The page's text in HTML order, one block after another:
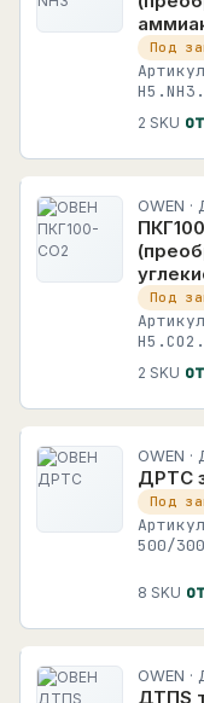
Под
2 SKU
OWEN ·
Под
2 SKU
OWEN
ДРТС
Под
500/
8 SKU
OWEN
ДТПS